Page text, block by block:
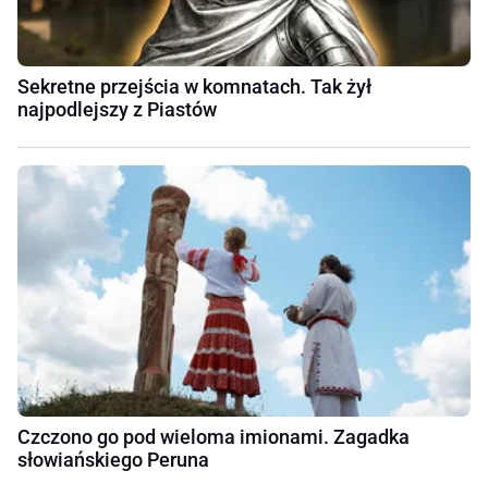
Sekretne przejścia w komnatach. Tak żył
najpodlejszy z Piastów
Czczono go pod wieloma imionami. Zagadka
słowiańskiego Peruna